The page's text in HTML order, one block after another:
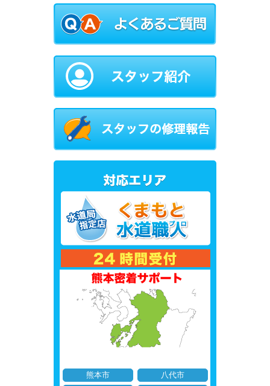
熊本市
八代市